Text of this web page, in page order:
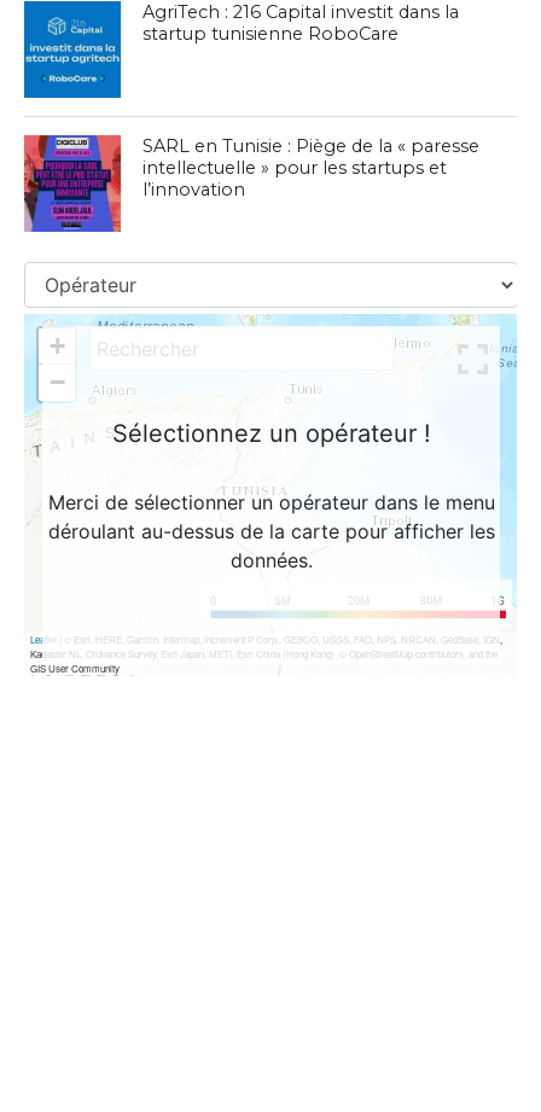
AgriTech : 216 Capital investit dans la
startup tunisienne RoboCare
SARL en Tunisie : Piège de la « paresse
intellectuelle » pour les startups et
l’innovation